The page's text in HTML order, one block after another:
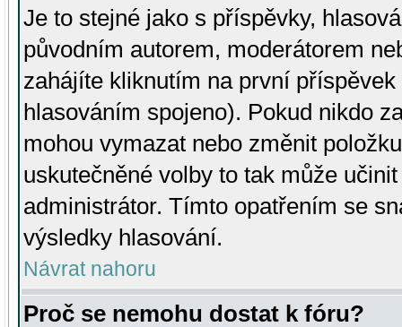
Je to stejné jako s příspěvky,
původním autorem, moderátorem
zahájíte kliknutím na první
hlasováním spojeno). Pokud nikdo
mohou vymazat nebo změnit
uskutečněné volby to tak může
administrátor. Tímto opatřením se
výsledky hlasování.
Návrat nahoru
Proč se nemohu dostat k fóru?